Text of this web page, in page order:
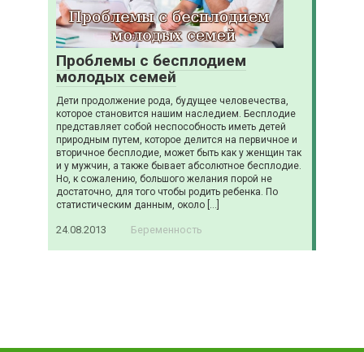
Проблемы с бесплодием
молодых семей
Дети продолжение рода, будущее человечества,
которое становится нашим наследием. Бесплодие
представляет собой неспособность иметь детей
природным путем, которое делится на первичное и
вторичное бесплодие, может быть как у женщин так
и у мужчин, а также бывает абсолютное бесплодие.
Но, к сожалению, большого желания порой не
достаточно, для того чтобы родить ребенка. По
статистическим данным, около […]
24.08.2013 Беременность